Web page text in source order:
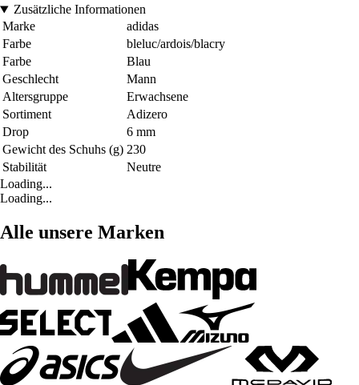
Zusätzliche Informationen
Marke
adidas
Farbe
bleluc/ardois/blacry
Farbe
Blau
Geschlecht
Mann
Altersgruppe
Erwachsene
Sortiment
Adizero
Drop
6 mm
Gewicht des Schuhs (g) 230
Stabilität
Neutre
Loading...
Loading...
Alle unsere Marken